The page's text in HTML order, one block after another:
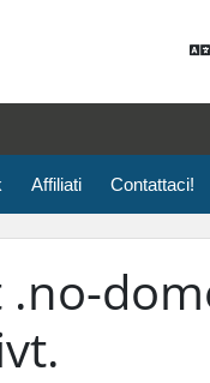
Affiliati Contattaci!
.no-